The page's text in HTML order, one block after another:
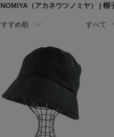
（アカネウツノミヤ） | 帽
すすめ順 すべて